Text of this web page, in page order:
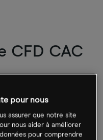
CFD CAC
France 40, est un
boursier français
pour nous
assurer que notre site
nous aider à améliorer
pour comprendre